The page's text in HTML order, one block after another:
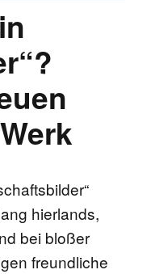
hierlands,
bei bloßer
freundliche